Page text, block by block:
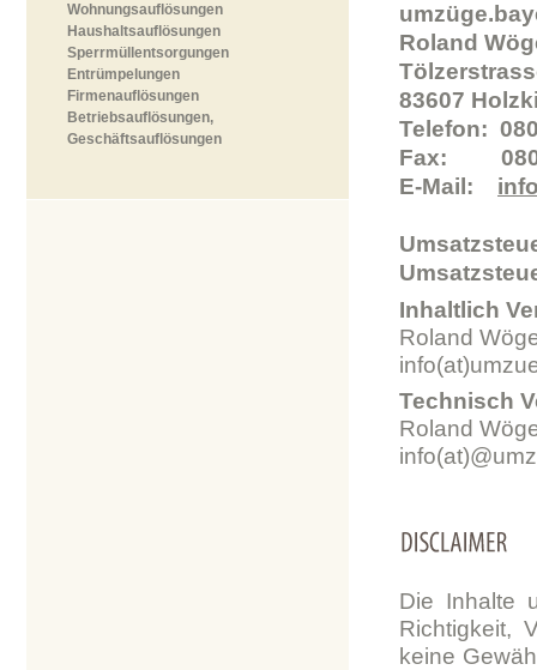
Wohnungsauflösungen
Haushaltsauflösungen
Sperrmüllentsorgungen
Entrümpelungen
Firmenauflösungen
Betriebsauflösungen,
Geschäftsauflösungen
Roland
83607
Telefon:
Fax:
E-Mail:
Inhaltlich
Roland
Technisch
Roland
Die Inhalte
Richtigkeit,
keine